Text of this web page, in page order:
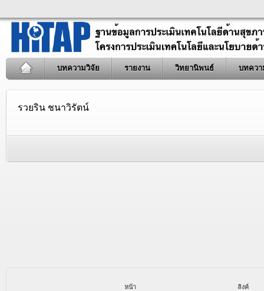
บทความวิจัย รายงาน วิทยานิพนธ์ บทควา
รวยริน ชนาวิรัตน์
หน้า ลิงค์